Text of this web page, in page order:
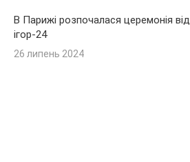
В Парижі розпочалася церемонія
ігор-24
26 липень 2024